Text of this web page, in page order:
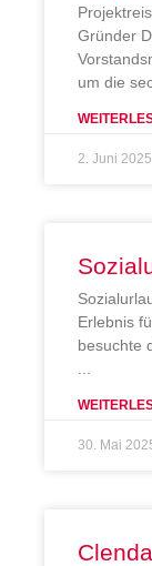
Gründer
um die
2. Juni 2025
Erlebnis
besuchte
30. Mai